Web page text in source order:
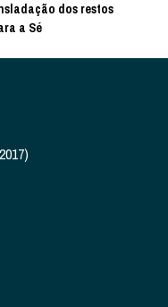
dos restos
a Sé